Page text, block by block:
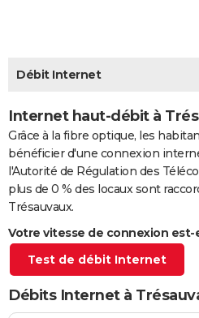
CARTE DE VOEUX
Carte de Noël
Carte Bonne année
Carte Saint-Valentin
Carte Pâques
Carte d'anniversaire
DICTIONNAIRE
PROGRAMME TV
S'inscrire
Se connecter
Lycées
Collèges
Primaires
Universités
Entreprises
Service militaire
Avis de recherche
Bricolage
Lifestyle
Culture
Sport
Auto
Television
Voyage
Cinema
Débit Internet
Internet haut-débit à
Grâce à la fibre optique, les
bénéficier d'une connexion
l'Autorité de Régulation des
plus de 0 % des locaux sont
Trésauvaux.
Votre vitesse de connexion est-
Test de débit Internet
Débits Internet à